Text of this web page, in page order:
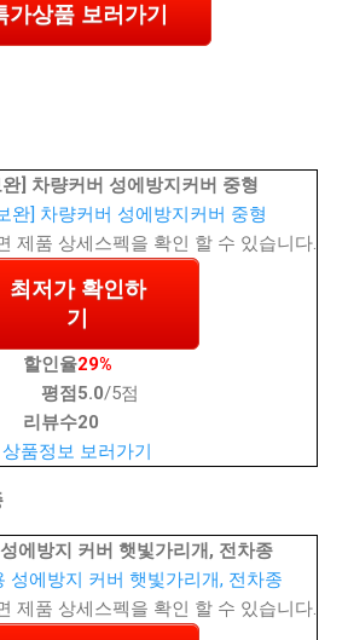
가상품 보러가기
] 차량커버 성에방지커버 중형
제품 상세스펙을 확인 할 수 있습니다.
최저가 확인하
기
할인율29%
평점 5.0/5점
리뷰수20
상품정보 보러가기
에방지 커버 햇빛가리개, 전차종
제품 상세스펙을 확인 할 수 있습니다.